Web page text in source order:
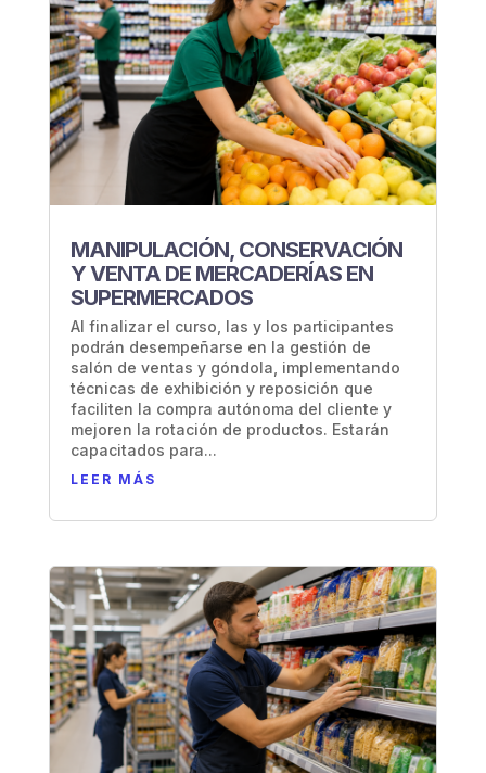
MANIPULACIÓN, CONSERVACIÓN
Y VENTA DE MERCADERÍAS EN
SUPERMERCADOS
Al finalizar el curso, las y los participantes
podrán desempeñarse en la gestión de
salón de ventas y góndola, implementando
técnicas de exhibición y reposición que
faciliten la compra autónoma del cliente y
mejoren la rotación de productos. Estarán
capacitados para...
LEER MÁS